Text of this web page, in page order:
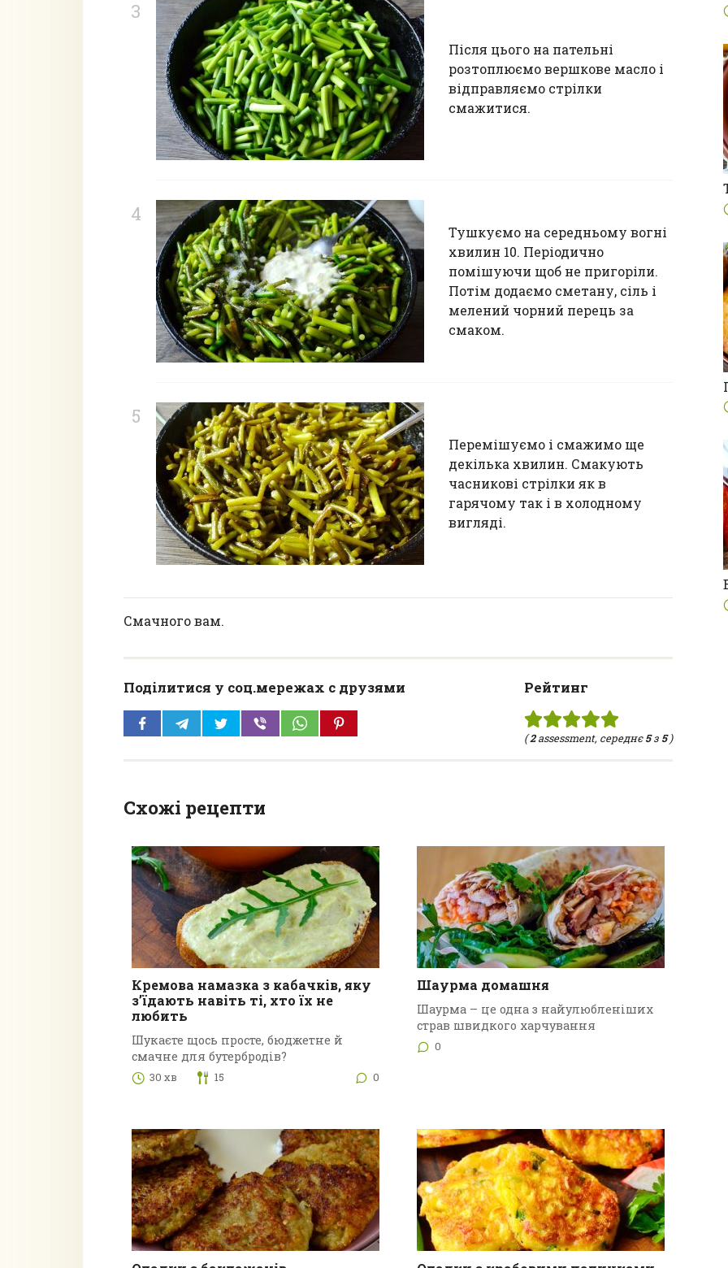
Після цього на пательні
розтоплюємо вершкове масло і
відправляємо стрілки
смажитися.
Тушкуємо на середньому вогні
хвилин 10. Періодично
помішуючи щоб не пригоріли.
Потім додаємо сметану, сіль і
мелений чорний перець за
смаком.
Перемішуємо і смажимо ще
декілька хвилин. Смакують
часникові стрілки як в
гарячому так і в холодному
вигляді.
Смачного вам.
Поділитися у соц.мережах с друзями Рейтинг
(2assessment, середнє5з 5)
Схожі рецепти
Кремова намазка з кабачків, яку
з’їдають навіть ті, хто їх не
любить
Шукаєте щось просте, бюджетне й
смачне для бутербродів?
30 хв 15 0
Шаурма домашня
Шаурма – це одна з найулюбленіших
страв швидкого харчування
0